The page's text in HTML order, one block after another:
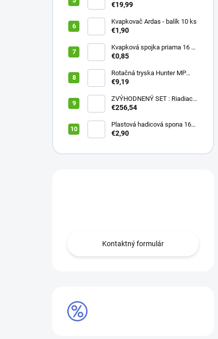
€19,99
Kvapkovač Ardas - balík 10 ks
€1,90
Kvapková spojka priama 16 x
16 (balík 10 ks)
€0,85
Rotačná tryska Hunter MP
2000 90
€9,19
ZVÝHODNENÝ SET : Riadiaca
jednotka X2 401E + WAND
€256,54
Plastová hadicová spona 16
mm (balík 10 ks)
€2,90
Kontaktný formulár